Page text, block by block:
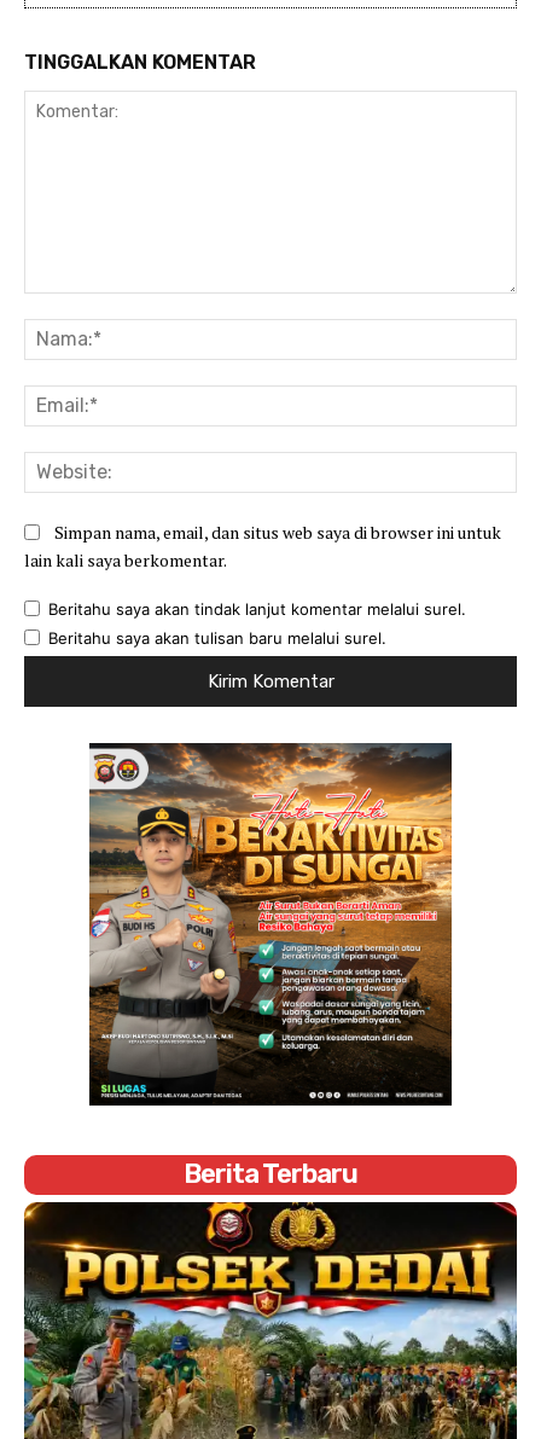
TINGGALKAN KOMENTAR
Simpan nama, email, dan situs web saya di browser ini untuk
lain kali saya berkomentar.
Beritahu saya akan tindak lanjut komentar melalui surel.
Beritahu saya akan tulisan baru melalui surel.
Berita Terbaru